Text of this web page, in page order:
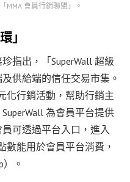
MMA 會員行銷聯盟」。
」
指出，「SuperWall 超級
供給端的信任交易市集。
化行銷活動，幫助行銷主
為會員平台提供
可透過平台入口，進入
數能用於會員平台消費，
。